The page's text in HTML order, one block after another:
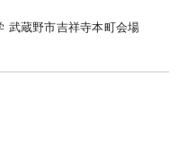
武蔵野市吉祥寺本町会場